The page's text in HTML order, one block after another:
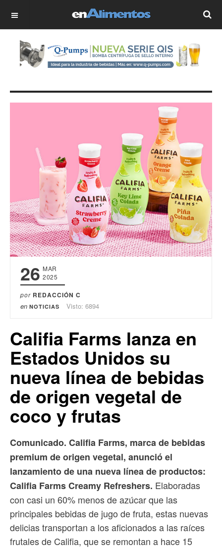
OFF CANVAS
26 MAR
2025
por REDACCIÓN C
en NOTICIAS Visto: 6894
Califia Farms lanza en
Estados Unidos su
nueva línea de bebidas
de origen vegetal de
coco y frutas
Comunicado. Califia Farms, marca de bebidas
premium de origen vegetal, anunció el
lanzamiento de una nueva línea de productos:
Califia Farms Creamy Refreshers. Elaboradas
con casi un 60% menos de azúcar que las
principales bebidas de jugo de fruta, estas nuevas
delicias transportan a los aficionados a las raíces
frutales de Califia, que se remontan a hace 15